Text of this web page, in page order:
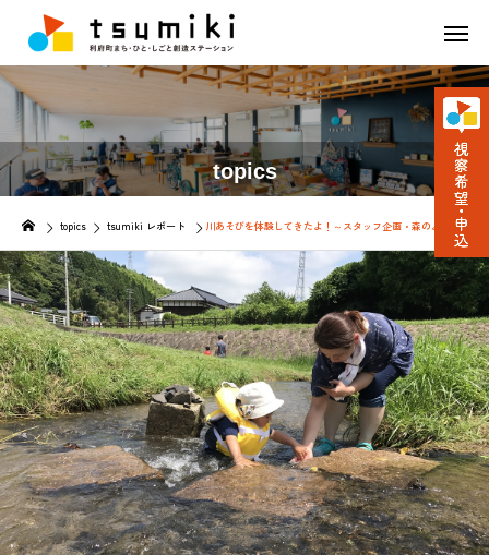
topics
topics tsumiki レポート 川あそびを体験してきたよ！～スタッフ企画・森のようちえん